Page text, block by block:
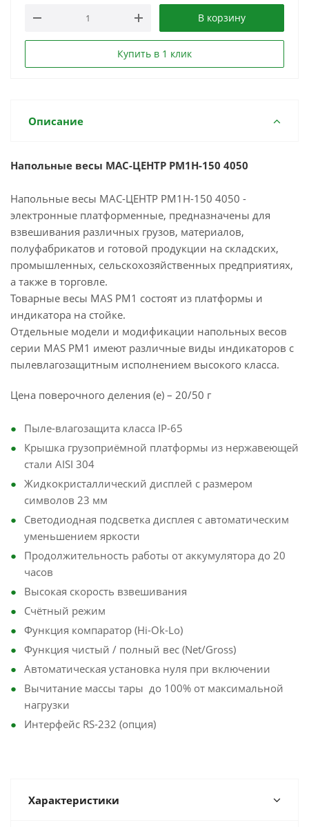
В корзину
Купить в 1 клик
Описание
Напольные весы МАС-ЦЕНТР PM1H-150 4050
Напольные весы МАС-ЦЕНТР PM1H-150 4050 -
электронные платформенные, предназначены для
взвешивания различных грузов, материалов,
полуфабрикатов и готовой продукции на складских,
промышленных, сельскохозяйственных предприятиях,
а также в торговле.
Товарные весы MAS PM1 состоят из платформы и
индикатора на стойке.
Отдельные модели и модификации напольных весов
серии MAS PM1 имеют различные виды индикаторов с
пылевлагозащитным исполнением высокого класса.
Цена поверочного деления (e) – 20/50 г
Пыле-влагозащита класса IP-65
Крышка грузоприёмной платформы из нержавеющей
стали AISI 304
Жидкокристаллический дисплей с размером
символов 23 мм
Светодиодная подсветка дисплея с автоматическим
уменьшением яркости
Продолжительность работы от аккумулятора до 20
часов
Высокая скорость взвешивания
Счётный режим
Функция компаратор (Hi-Ok-Lo)
Функция чистый / полный вес (Net/Gross)
Автоматическая установка нуля при включении
Вычитание массы тары до 100% от максимальной
нагрузки
Интерфейс RS-232 (опция)
Характеристики